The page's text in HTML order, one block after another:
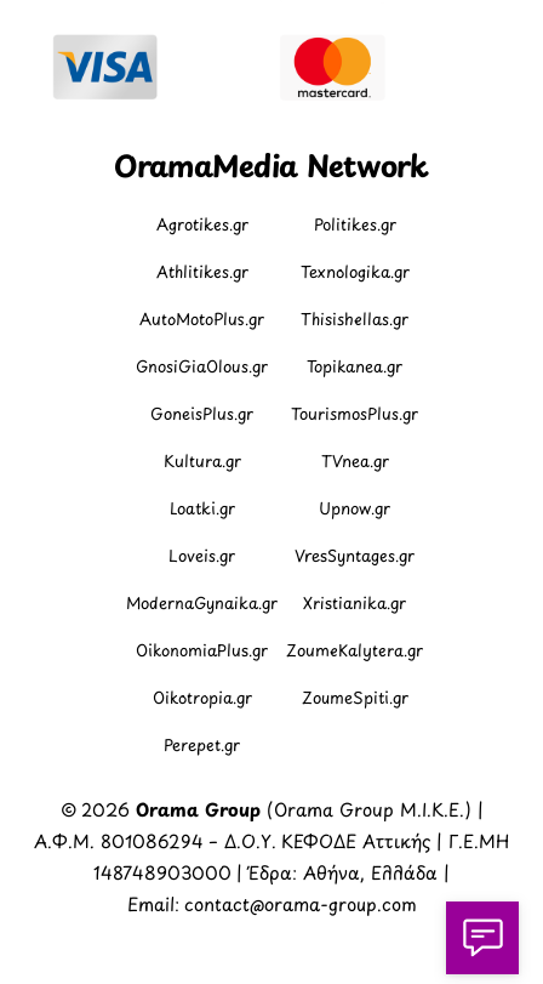
OramaMedia Network
Agrotikes.gr Politikes.gr
Athlitikes.gr Texnologika.gr
AutoMotoPlus.gr Thisishellas.gr
GnosiGiaOlous.gr Topikanea.gr
GoneisPlus.gr TourismosPlus.gr
Kultura.gr TVnea.gr
Loatki.gr Upnow.gr
Loveis.gr VresSyntages.gr
ModernaGynaika.gr Xristianika.gr
OikonomiaPlus.gr ZoumeKalytera.gr
Oikotropia.gr ZoumeSpiti.gr
Perepet.gr
© 2026 Orama Group(Orama Group Μ.Ι.Κ.Ε.) |
Α.Φ.Μ. 801086294 – Δ.Ο.Υ. ΚΕΦΟΔΕ Αττικής | Γ.Ε.ΜΗ
148748903000 | Έδρα: Αθήνα, Ελλάδα |
Email: contact@orama-group.com